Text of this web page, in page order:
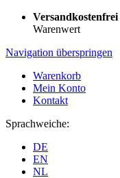
Versandkostenfrei
Warenwert
Navigation überspringen
Warenkorb
Mein Konto
Kontakt
Sprachweiche:
DE
EN
NL